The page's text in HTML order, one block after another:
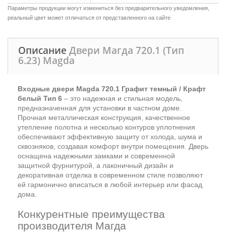
Параметры продукции могут измениться без предварительного уведомления,
реальный цвет может отличаться от представленного на сайте
Описание Двери Магда 720.1 (Тип
6.23) Magda
Входные двери Magda 720.1 Графит темный / Крафт
белый Тип 6 – это надежная и стильная модель,
предназначенная для установки в частном доме.
Прочная металлическая конструкция, качественное
утепление полотна и несколько контуров уплотнения
обеспечивают эффективную защиту от холода, шума и
сквозняков, создавая комфорт внутри помещения. Дверь
оснащена надежными замками и современной
защитной фурнитурой, а лаконичный дизайн и
декоративная отделка в современном стиле позволяют
ей гармонично вписаться в любой интерьер или фасад
дома.
Конкурентные преимущества
производителя Магда